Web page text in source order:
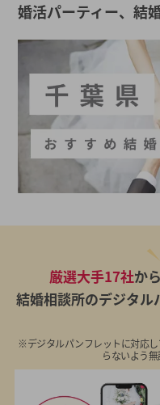
婚活パーティー、結
厳選大手17社か
結婚相談所のデジタル
※デジタルパンフレットに対応
らないよう